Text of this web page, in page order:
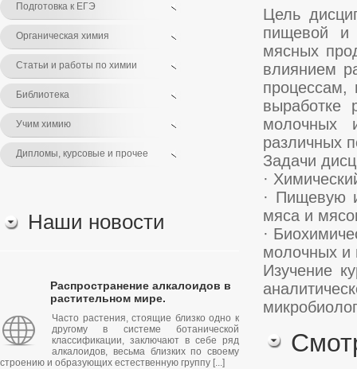
Подготовка к ЕГЭ
Органическая химия
Статьи и работы по химии
Библиотека
Учим химию
Дипломы, курсовые и прочее
Наши новости
Распространение алкалоидов в
растительном мире.
Часто растения, стоящие близко одно к
другому в системе ботанической
классификации, заключают в себе ряд
алкалоидов, весьма близких по своему
строению и образующих естественную группу [...]
Цель
пищевой и
мясных
влиянием
процессам,
выработке
молочных
различных
Задачи
·
· Пищевую
мяса и
·
молочных и
Изучение